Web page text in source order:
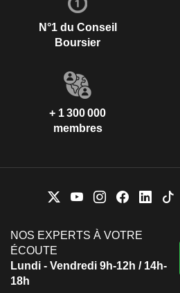
N°1 du Conseil
Boursier
+ 1 300 000
membres
NOS EXPERTS À VOTRE
ÉCOUTE
Lundi - Vendredi 9h-12h / 14h-
18h